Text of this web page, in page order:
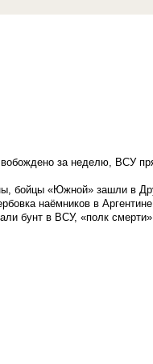
за неделю, ВСУ
бойцы «Южной» зашли в
наёмников в
бунт в ВСУ, «полк